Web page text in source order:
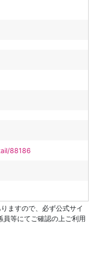
88186
ますので、必ず公式サイ
員等にてご確認の上ご利用